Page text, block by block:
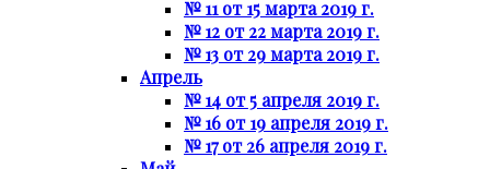
№ 11 от 15 марта 2019 г.
№ 12 от 22 марта 2019 г.
№ 13 от 29 марта 2019 г.
Апрель
№ 14 от 5 апреля 2019 г.
№ 16 от 19 апреля 2019 г.
№ 17 от 26 апреля 2019 г.